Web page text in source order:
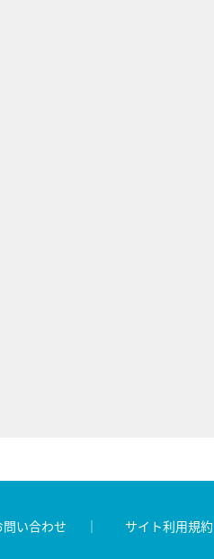
問い合わせ サイト利用規約